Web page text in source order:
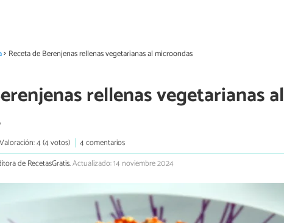
Receta de Berenjenas rellenas vegetarianas al microondas
rellenas vegetarianas al
Valoración: 4 (4 votos)
4 comentarios
de RecetasGratis.Actualizado: 14 noviembre 2024